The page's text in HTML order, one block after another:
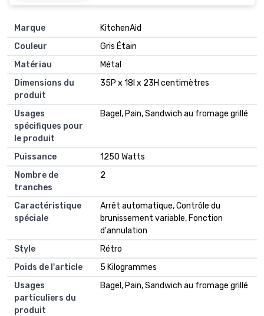
Marque
KitchenAid
Couleur
Gris Étain
Matériau
Métal
Dimensions du
produit
35P x 18l x 23H centimètres
Usages
spécifiques pour
le produit
Bagel, Pain, Sandwich au fromage grillé
Puissance
1250 Watts
Nombre de
tranches
2
Caractéristique
spéciale
Arrêt automatique, Contrôle du
brunissement variable, Fonction
d'annulation
Style
Rétro
Poids de l'article
5 Kilogrammes
Usages
particuliers du
produit
Bagel, Pain, Sandwich au fromage grillé